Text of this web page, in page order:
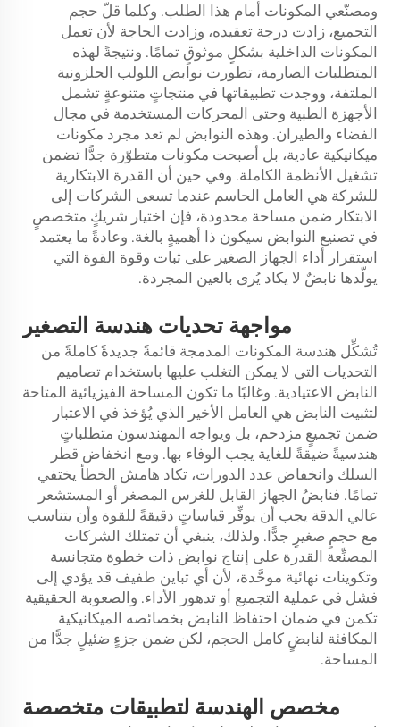
ومصنّعي المكونات أمام هذا الطلب. وكلما قلّ حجم
التجميع، زادت درجة تعقيده، وزادت الحاجة لأن تعمل
المكونات الداخلية بشكلٍ موثوقٍ تمامًا. ونتيجةً لهذه
المتطلبات الصارمة، تطورت نوابض اللولب الحلزونية
الملتفة، ووجدت تطبيقاتها في منتجاتٍ متنوعةٍ تشمل
الأجهزة الطبية وحتى المحركات المستخدمة في مجال
الفضاء والطيران. وهذه النوابض لم تعد مجرد مكونات
ميكانيكية عادية، بل أصبحت مكونات متطوّرة جدًّا تضمن
تشغيل الأنظمة الكاملة. وفي حين أن القدرة الابتكارية
للشركة هي العامل الحاسم عندما تسعى الشركات إلى
الابتكار ضمن مساحة محدودة، فإن اختيار شريكٍ متخصصٍ
في تصنيع النوابض سيكون ذا أهميةٍ بالغة. وعادةً ما يعتمد
استقرار أداء الجهاز الصغير على ثبات وقوة القوة التي
يولّدها نابضٌ لا يكاد يُرى بالعين المجردة.
مواجهة تحديات هندسة التصغير
تُشكِّل هندسة المكونات المدمجة قائمةً جديدةً كاملةً من
التحديات التي لا يمكن التغلب عليها باستخدام تصاميم
النابض الاعتيادية. وغالبًا ما تكون المساحة الفيزيائية المتاحة
لتثبيت النابض هي العامل الأخير الذي يُؤخذ في الاعتبار
ضمن تجميعٍ مزدحم، بل ويواجه المهندسون متطلباتٍ
هندسيةً ضيقةً للغاية يجب الوفاء بها. ومع انخفاض قطر
السلك وانخفاض عدد الدورات، تكاد هامش الخطأ يختفي
تمامًا. فنابضُ الجهاز القابل للغرس المصغر أو المستشعر
عالي الدقة يجب أن يوفِّر قياساتٍ دقيقةً للقوة وأن يتناسب
مع حجمٍ صغيرٍ جدًّا. ولذلك، ينبغي أن تمتلك الشركات
المصنِّعة القدرة على إنتاج نوابض ذات خطوة متجانسة
وتكوينات نهائية موحَّدة، لأن أي تباين طفيف قد يؤدي إلى
فشل في عملية التجميع أو تدهور الأداء. والصعوبة الحقيقية
تكمن في ضمان احتفاظ النابض بخصائصه الميكانيكية
المكافئة لنابضٍ كامل الحجم، لكن ضمن جزءٍ ضئيلٍ جدًّا من
المساحة.
مخصص الهندسة لتطبيقات متخصصة